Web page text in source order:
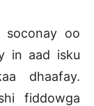
soconay oo
in aad isku
dhaafay.
fiddowga